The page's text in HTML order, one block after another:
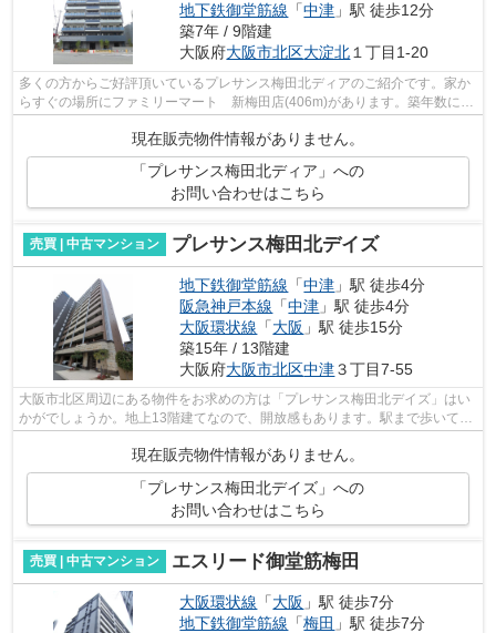
地下鉄御堂筋線 「中津 」駅 徒歩12分
築7年 / 9階建
大阪府大阪市北区大淀北 １丁目1-20
多くの方からご好評頂いているプレサンス梅田北ディアのご紹介です。家か
らすぐの場所にファミリーマート 新梅田店(406m)があります。築年数にも
こだわりのある方、コチラは令和元年5...
現在販売物件情報がありません。
「プレサンス梅田北ディア」への
お問い合わせはこちら
売買 | 中古マンション プレサンス梅田北デイズ
地下鉄御堂筋線 「中津 」駅 徒歩4分
阪急神戸本線 「中津 」駅 徒歩4分
大阪環状線 「大阪 」駅 徒歩15分
築15年 / 13階建
大阪府大阪市北区中津３丁目7-55
大阪市北区周辺にある物件をお求めの方は「プレサンス梅田北デイズ」はい
かがでしょうか。地上13階建てなので、開放感もあります。駅まで歩いてア
現在販売物件情報がありません。
「プレサンス梅田北デイズ」への
お問い合わせはこちら
売買 | 中古マンション エスリード御堂筋梅田
大阪環状線 「大阪 」駅 徒歩7分
地下鉄御堂筋線 「梅田 」駅 徒歩7分